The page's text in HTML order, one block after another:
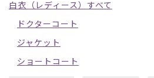
白衣（レディース）すべて
ドクターコート
ジャケット
ショートコート